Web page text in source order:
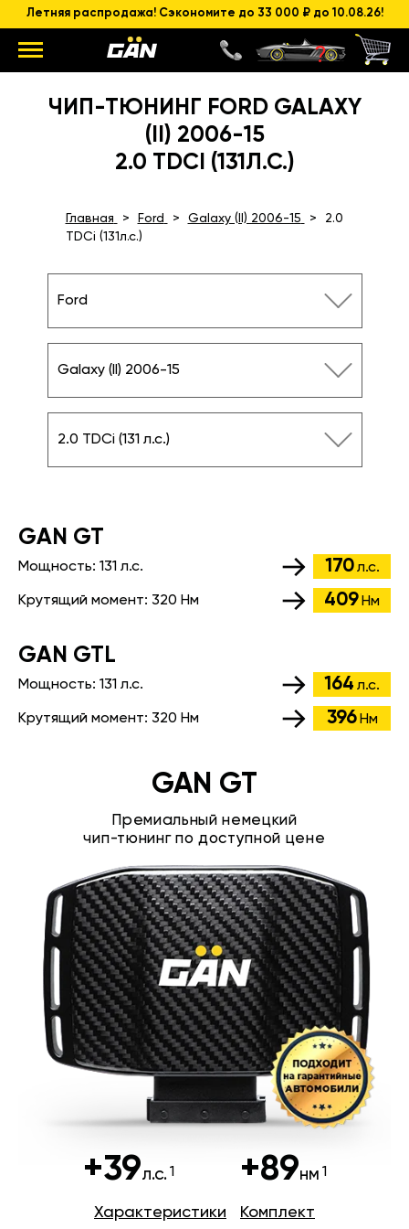
Летняя распродажа! Сэкономите до 33 000 ₽ до 10.08.26!
ЧИП-ТЮНИНГ FORD GALAXY
(II) 2006-15
2.0 TDCI (131Л.С.)
Главная Ford Galaxy (II) 2006-15
2.0
TDCi (131л.с.)
Ford
Galaxy (II) 2006-15
2.0 TDCi (131 л.с.)
GАN GT
Мощность: 131 л.с. 170 л.с.
Крутящий момент: 320 Нм 409 Нм
GАN GTL
Мощность: 131 л.с. 164 л.с.
Крутящий момент: 320 Нм 396 Нм
GAN GT
Премиальный немецкий
чип-тюнинг по доступной цене
+39л.с. +89нм
Характеристики Комплект